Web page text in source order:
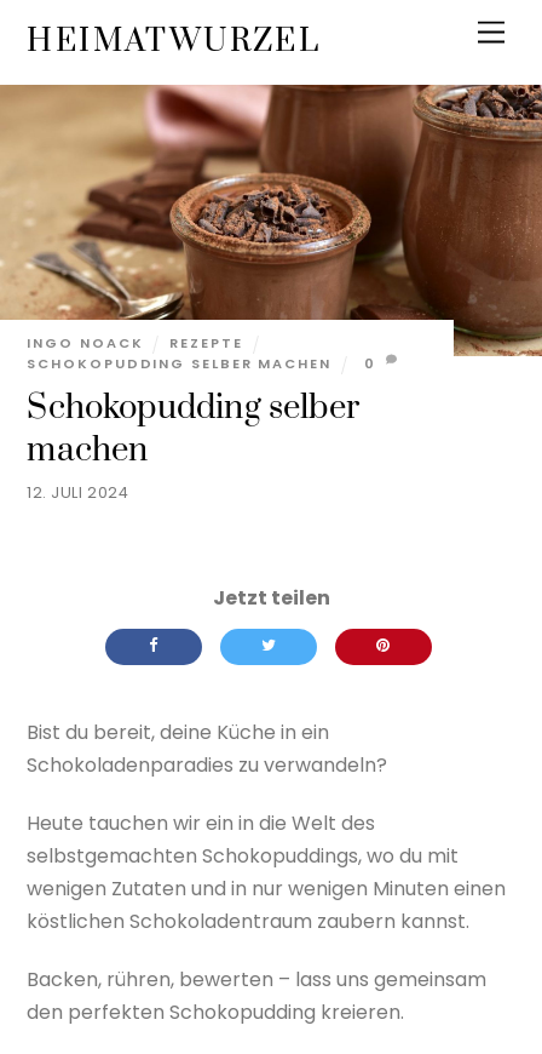
content
HEIMATWURZEL
12. JULI 2024
Schokopudding selber
machen
INGO NOACK
REZEPTE
SCHOKOPUDDING SELBER MACHEN
0
Bist du bereit, deine Küche in ein
Schokoladenparadies zu verwandeln?
Heute tauchen wir ein in die Welt des
selbstgemachten Schokopuddings, wo du mit
wenigen Zutaten und in nur wenigen Minuten einen
köstlichen Schokoladentraum zaubern kannst.
Backen, rühren, bewerten – lass uns gemeinsam
den perfekten Schokopudding kreieren.